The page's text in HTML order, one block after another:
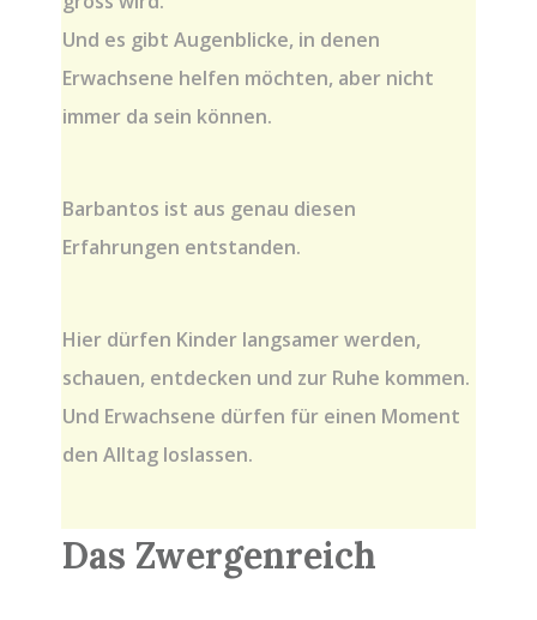
Und es gibt Augenblicke, in denen
Erwachsene helfen möchten, aber nicht
immer da sein können.
Barbantos ist aus genau diesen
Erfahrungen entstanden.
Hier dürfen Kinder langsamer werden,
schauen, entdecken und zur Ruhe kommen.
Und Erwachsene dürfen für einen Moment
den Alltag loslassen.
Das Zwergenreich